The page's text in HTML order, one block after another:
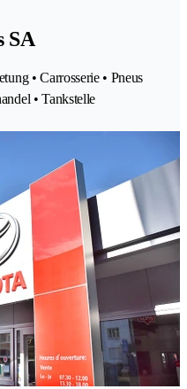
SA
• Carrosserie • Pneus
• Tankstelle